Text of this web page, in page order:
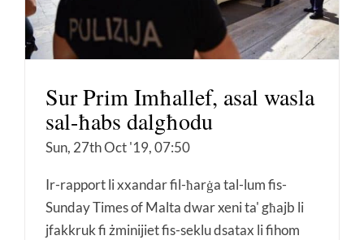
Sur Prim Imħallef, asal wasla
sal-ħabs dalgħodu
Sun, 27th Oct '19, 07:50
Ir-rapport li xxandar fil-ħarġa tal-lum fis-
Sunday Times of Malta dwar xeni ta' għajb li
jfakkruk fi żminijiet fis-seklu dsatax li fihom